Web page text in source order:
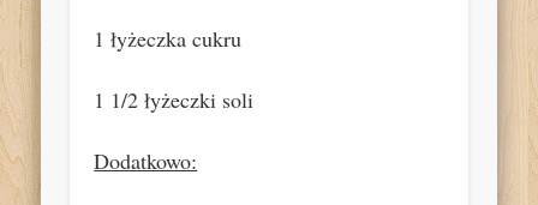
1 łyżeczka cukru
1 1/2 łyżeczki soli
Dodatkowo: